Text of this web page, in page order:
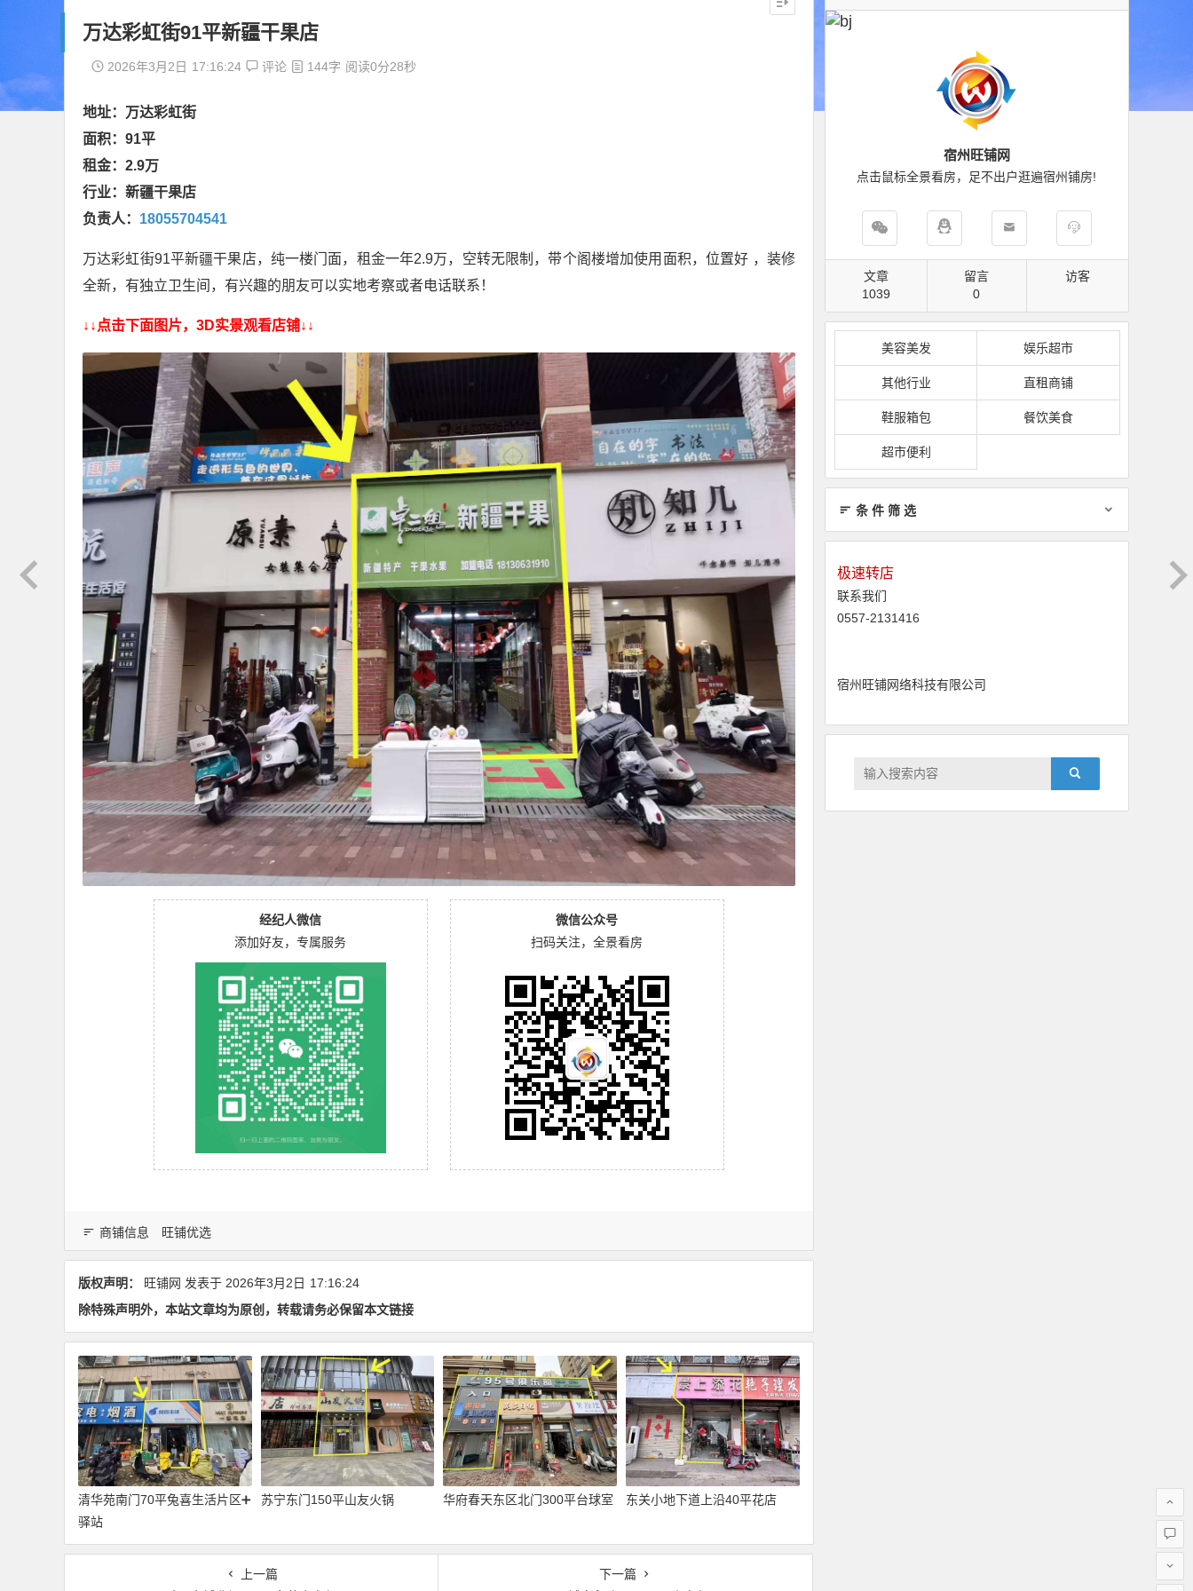
万达彩虹街91平新疆干果店
2026年3月2日 17:16:24 评论 144字 阅读0分28秒
地址：万达彩虹街
面积：91平
租金：2.9万
行业：新疆干果店
负责人 ： 18055704541
万达彩虹街91平新疆干果店，纯一楼门面，租金一年2.9万，空转无限制，带个阁楼增加使用面积，位置好 ，装修
全新，有独立卫生间，有兴趣的朋友可以实地考察或者电话联系！
↓↓点击下面图片，3D实景观看店铺↓↓
经纪人微信
添加好友，专属服务
微信公众号
扫码关注，全景看房
商铺信息 旺铺优选
版权声明： 旺铺网 发表于 2026年3月2日 17:16:24
除特殊声明外，本站文章均为原创，转载请务必保留本文链接
清华苑南门70平兔喜生活片区➕
驿站
苏宁东门150平山友火锅 华府春天东区北门300平台球室 东关小地下道上沿40平花店
上一篇
下一篇
宿州旺铺网
点击鼠标全景看房，足不出户逛遍宿州铺房!
文章
1039
留言
0
访客
美容美发 娱乐超市
其他行业 直租商铺
鞋服箱包 餐饮美食
超市便利
条 件 筛 选
极速转店
联系我们
0557-2131416
宿州旺铺网络科技有限公司